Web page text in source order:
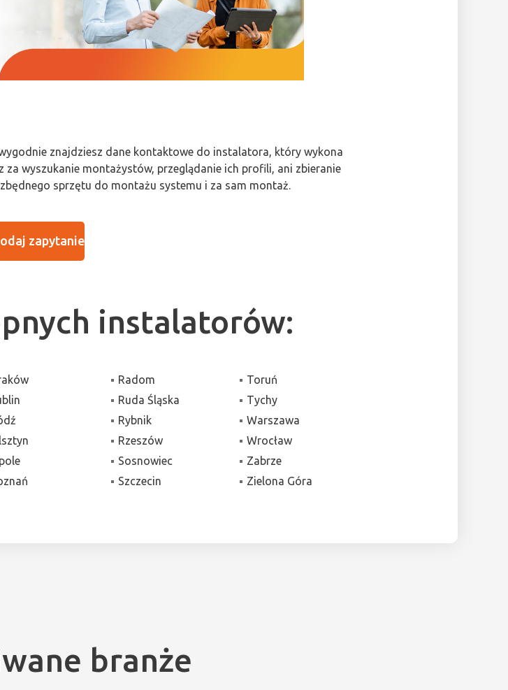
znajdziesz dane kontaktowe do instalatora, który wykona
za wyszukanie montażystów, przeglądanie ich profili, ani zbieranie
sprzętu do montażu systemu i za sam montaż.
zapytanie
instalatorów:
Radom
Ruda Śląska
Rybnik
Rzeszów
Sosnowiec
Szczecin
Toruń
Tychy
Warszawa
Wrocław
Zabrze
Zielona Góra
branże